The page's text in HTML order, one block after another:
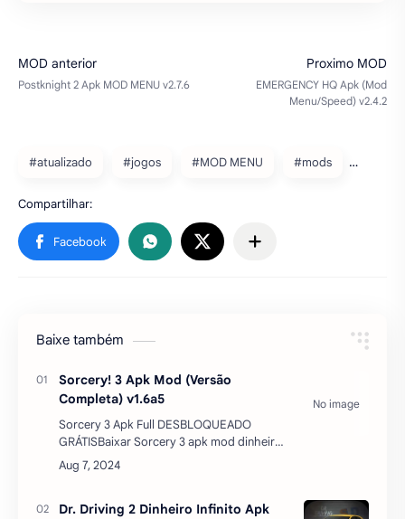
#atualizado #jogos #MOD MENU #mods
Baixe também
Sorcery! 3 Apk Mod (Versão
Completa) v1.6a5
Sorcery 3 Apk Full DESBLOQUEADO
GRÁTISBaixar Sorcery 3 apk mod dinheiro
infinito atualizado apk mediafire – A
lendária série de jogos interativos de Alfred
Dr. Driving 2 Dinheiro Infinito Apk